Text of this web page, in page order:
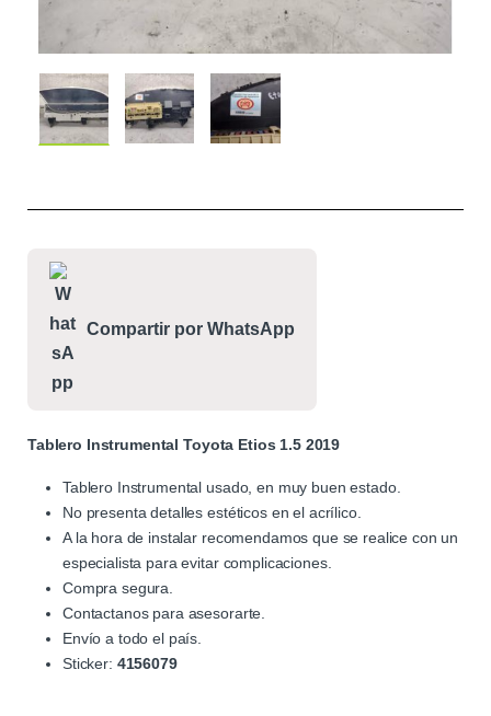
Compartir por WhatsApp
Tablero Instrumental Toyota Etios 1.5 2019
Tablero Instrumental usado, en muy buen estado.
No presenta detalles estéticos en el acrílico.
A la hora de instalar recomendamos que se realice con un
especialista para evitar complicaciones.
Compra segura.
Contactanos para asesorarte.
Envío a todo el país.
Sticker: 4156079